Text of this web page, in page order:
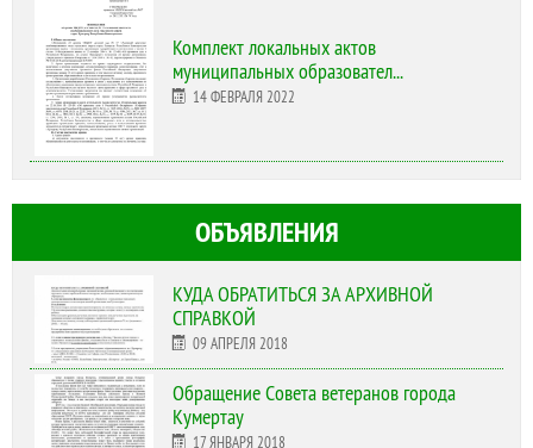
Комплект локальных актов
муниципальных образовател...
14 ФЕВРАЛЯ 2022
ОБЪЯВЛЕНИЯ
КУДА ОБРАТИТЬСЯ ЗА АРХИВНОЙ
СПРАВКОЙ
09 АПРЕЛЯ 2018
Обращение Совета ветеранов города
Кумертау
17 ЯНВАРЯ 2018